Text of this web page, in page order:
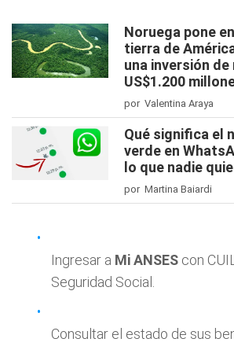
Noruega pone
tierra de
una inversión de
US$1.200
por Valentina Araya
Qué significa el
verde en
lo que nadie
por Martina Baiardi
Ingresar a Mi ANSES con
Seguridad Social.
Consultar el estado de sus